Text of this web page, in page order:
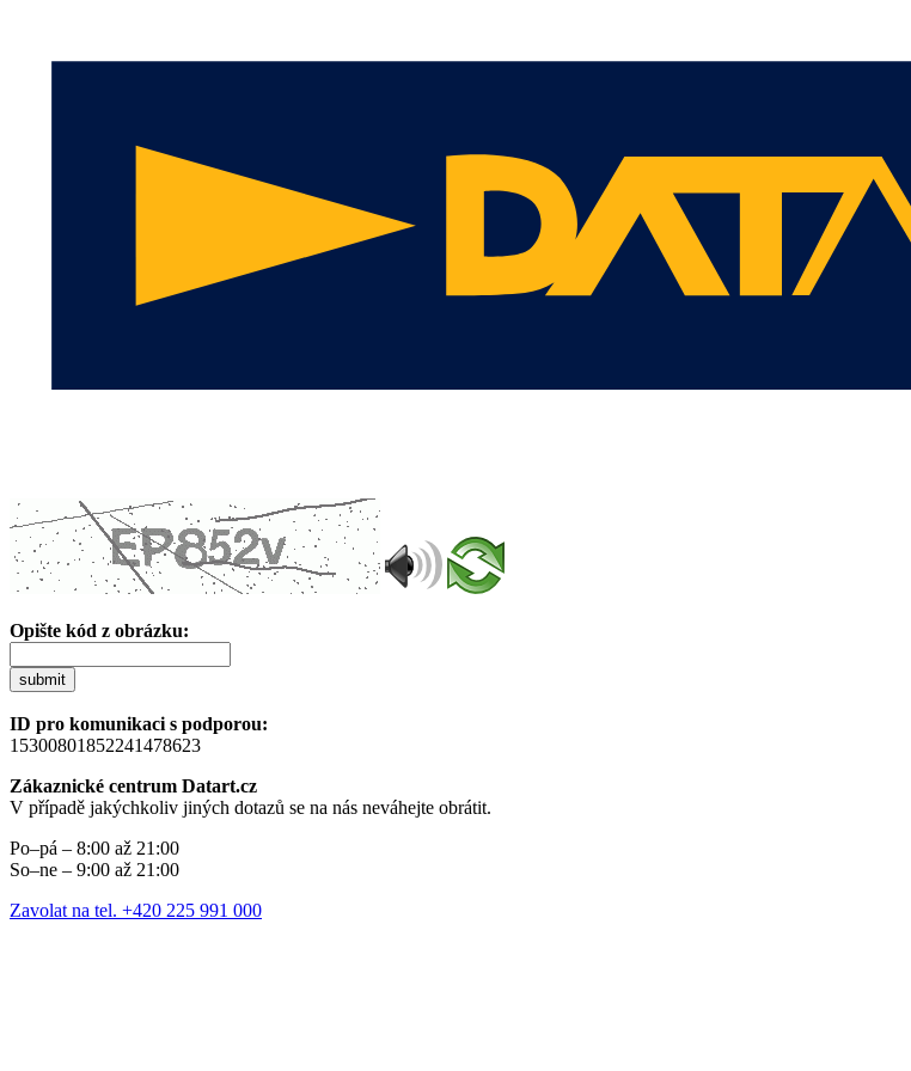
Opište kód z obrázku:
submit
ID pro komunikaci s podporou:
15300801852241478623
Zákaznické centrum Datart.cz
V případě jakýchkoliv jiných dotazů se na nás neváhejte obrátit.
Po–pá – 8:00 až 21:00
So–ne – 9:00 až 21:00
Zavolat na tel. +420 225 991 000